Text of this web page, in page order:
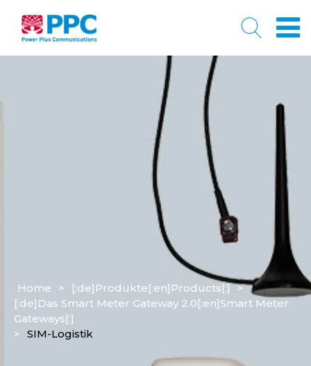
Home > [:de]Produkte[:en]Products[:] >
[:de]Das Smart Meter Gateway 2.0[:en]Smart Meter
Gateways[:]
> SIM-Logistik